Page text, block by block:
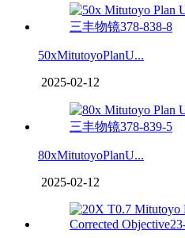
50xMitutoyoPlanU...
2025-02-12
80xMitutoyoPlanU...
2025-02-12